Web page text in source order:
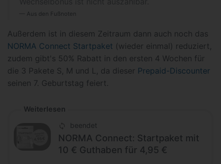
Aus den Fußnoten
Außerdem ist in diesem Zeitraum dann auch noch das
NORMA Connect Startpaket (wieder einmal) reduziert,
zudem gibt's 50% Rabatt in den ersten 4 Wochen für
die 3 Pakete S, M und L, da dieser Prepaid-Discounter
seinen 7. Geburtstag feiert.
Weiterlesen
beendet
NORMA Connect: Startpaket mit
10 € Guthaben für 4,95 €